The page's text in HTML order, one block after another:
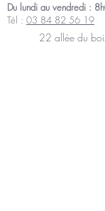
Du lundi au vendredi :
Tél : 03 84 82 56 19
22 allée du